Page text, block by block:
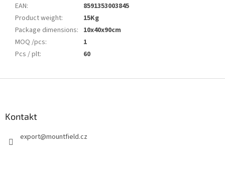
EAN:
8591353003845
Product weight:
15Kg
Package dimensions: 10x40x90cm
MOQ /pcs:
1
Pcs / plt: 60
Kontakt
export@mountfield.cz